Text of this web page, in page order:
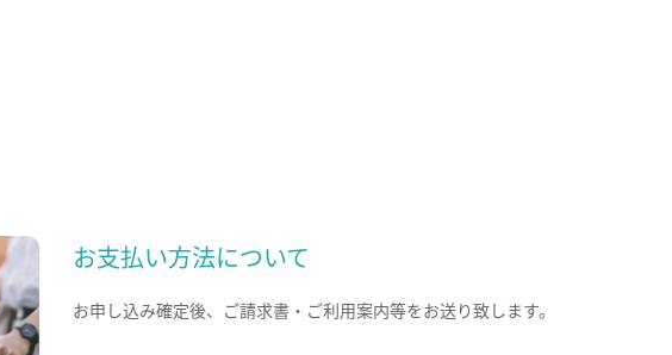
お支払い方法について
お申し込み確定後、ご請求書・ご利用案内等をお送り致します。